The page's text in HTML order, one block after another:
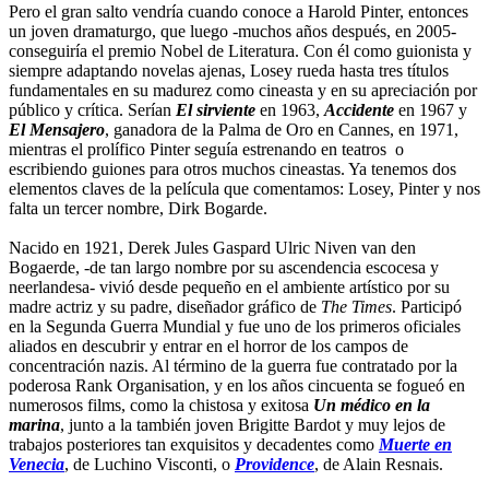
Pero el gran salto vendría cuando conoce a Harold Pinter, entonces
un joven dramaturgo, que luego -muchos años después, en 2005-
conseguiría el premio Nobel de Literatura. Con él como guionista y
siempre adaptando novelas ajenas, Losey rueda hasta tres títulos
fundamentales en su madurez como cineasta y en su apreciación por
público y crítica. Serían El sirviente en 1963, Accidente en 1967 y
El Mensajero, ganadora de la Palma de Oro en Cannes, en 1971,
mientras el prolífico Pinter seguía estrenando en teatros o
escribiendo guiones para otros muchos cineastas. Ya tenemos dos
elementos claves de la película que comentamos: Losey, Pinter y nos
falta un tercer nombre, Dirk Bogarde.
Nacido en 1921, Derek Jules Gaspard Ulric Niven van den
Bogaerde, -de tan largo nombre por su ascendencia escocesa y
neerlandesa- vivió desde pequeño en el ambiente artístico por su
madre actriz y su padre, diseñador gráfico de The Times. Participó
en la Segunda Guerra Mundial y fue uno de los primeros oficiales
aliados en descubrir y entrar en el horror de los campos de
concentración nazis. Al término de la guerra fue contratado por la
poderosa Rank Organisation, y en los años cincuenta se fogueó en
numerosos films, como la chistosa y exitosa Un médico en la
marina, junto a la también joven Brigitte Bardot y muy lejos de
trabajos posteriores tan exquisitos y decadentes como Muerte en
Venecia, de Luchino Visconti, o Providence, de Alain Resnais.